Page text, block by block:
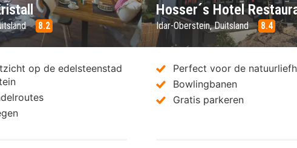
8.2
op de edelsteenstad
Hosser´s Hotel
Idar-Oberstein, Duitsland 8.4
Perfect voor de
Bowlingbanen
Gratis parkeren